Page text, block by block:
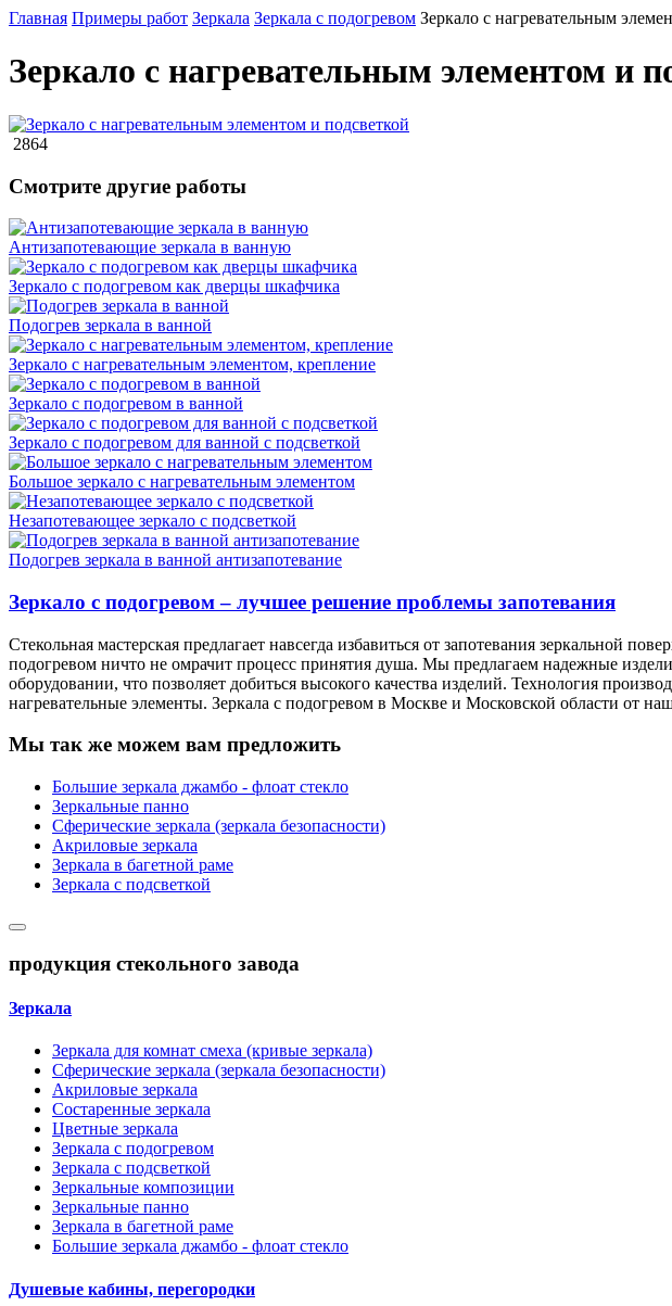
Главная Примеры работ Зеркала Зеркала с подогревом Зеркало с нагревательным
Зеркало с нагревательным элементом и
2864
Смотрите другие работы
Антизапотевающие зеркала в ванную
Зеркало с подогревом как дверцы шкафчика
Подогрев зеркала в ванной
Зеркало с нагревательным элементом, крепление
Зеркало с подогревом в ванной
Зеркало с подогревом для ванной с подсветкой
Большое зеркало с нагревательным элементом
Незапотевающее зеркало с подсветкой
Подогрев зеркала в ванной антизапотевание
Зеркало с подогревом – лучшее решение проблемы запотевания
Стекольная мастерская предлагает навсегда избавиться от запотевания зеркальной
подогревом ничто не омрачит процесс принятия душа. Мы предлагаем надежные
оборудовании, что позволяет добиться высокого качества изделий. Технология
нагревательные элементы. Зеркала с подогревом в Москве и Московской области от
Мы так же можем вам предложить
Большие зеркала джамбо - флоат стекло
Зеркальные панно
Сферические зеркала (зеркала безопасности)
Акриловые зеркала
Зеркала в багетной раме
Зеркала с подсветкой
продукция стекольного завода
Зеркала
Зеркала для комнат смеха (кривые зеркала)
Сферические зеркала (зеркала безопасности)
Акриловые зеркала
Состаренные зеркала
Цветные зеркала
Зеркала с подогревом
Зеркала с подсветкой
Зеркальные композиции
Зеркальные панно
Зеркала в багетной раме
Большие зеркала джамбо - флоат стекло
Душевые кабины, перегородки